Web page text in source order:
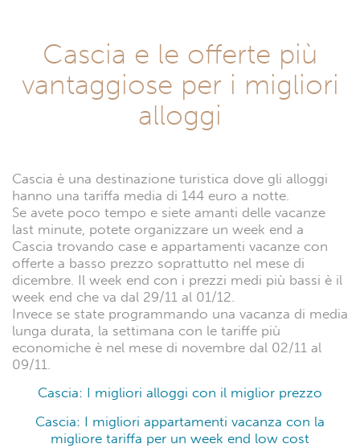
Cascia e le offerte più
vantaggiose per i migliori
alloggi
Cascia è una destinazione turistica dove gli alloggi
hanno una tariffa media di 144 euro a notte.
Se avete poco tempo e siete amanti delle vacanze
last minute, potete organizzare un week end a
Cascia trovando case e appartamenti vacanze con
offerte a basso prezzo soprattutto nel mese di
dicembre. Il week end con i prezzi medi più bassi è il
week end che va dal 29/11 al 01/12.
Invece se state programmando una vacanza di media
lunga durata, la settimana con le tariffe più
economiche è nel mese di novembre dal 02/11 al
09/11.
Cascia: I migliori alloggi con il miglior prezzo
Cascia: I migliori appartamenti vacanza con la
migliore tariffa per un week end low cost